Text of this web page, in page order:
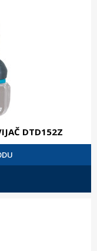
DTD152Z